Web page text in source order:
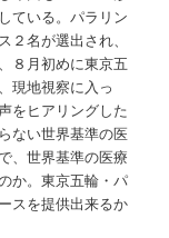
ている。パラリン
名が選出され、
８月初めに東京五
現地視察に入っ
をヒアリングした
ない世界基準の医
、世界基準の医療
か。東京五輪・パ
スを提供出来るか